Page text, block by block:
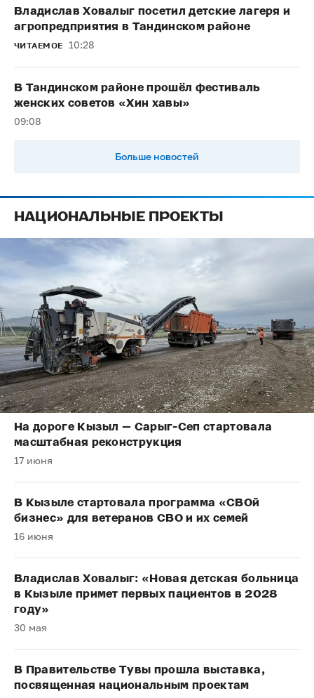
Владислав Ховалыг посетил детские лагеря и
агропредприятия в Тандинском районе
ЧИТАЕМОЕ 10:28
В Тандинском районе прошёл фестиваль
женских советов «Хин хавы»
09:08
Больше новостей
НАЦИОНАЛЬНЫЕ ПРОЕКТЫ
На дороге Кызыл — Сарыг-Сеп стартовала
масштабная реконструкция
17 июня
В Кызыле стартовала программа «СВОй
бизнес» для ветеранов СВО и их семей
16 июня
Владислав Ховалыг: «Новая детская больница
в Кызыле примет первых пациентов в 2028
году»
30 мая
В Правительстве Тувы прошла выставка,
посвященная национальным проектам